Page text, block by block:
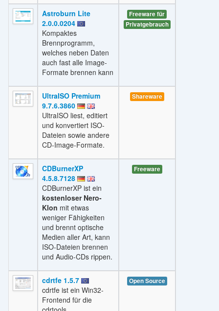
Astroburn Lite
2.0.0.0204
Kompaktes
Brennprogramm,
welches neben Daten
auch fast alle Image-
Formate brennen kann
Freeware für
Privatgebrauch
UltraISO Premium
9.7.6.3860
UltraISO liest, editiert
und konvertiert ISO-
Dateien sowie andere
CD-Image-Formate.
Shareware
CDBurnerXP
4.5.8.7128
CDBurnerXP ist ein
kostenloser Nero-
Klon mit etwas
weniger Fähigkeiten
und brennt optische
Medien aller Art, kann
ISO-Dateien brennen
und Audio-CDs rippen.
Freeware
cdrtfe 1.5.7
cdrtfe ist ein Win32-
Frontend für die
Open Source